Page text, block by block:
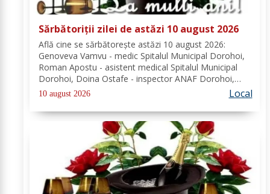
Sărbătoriții zilei de astăzi 10 august 2026
Află cine se sărbătoreşte astăzi 10 august 2026:
Genoveva Vamvu - medic Spitalul Municipal Dorohoi,
Roman Apostu - asistent medical Spitalul Municipal
Dorohoi, Doina Ostafe - inspector ANAF Dorohoi,
Marina Ludmila Pogoreanu - medic de familie
Dorohoi, Beatrice Tiron - profesor Seminarul
Teologic...
10 august 2026 Local